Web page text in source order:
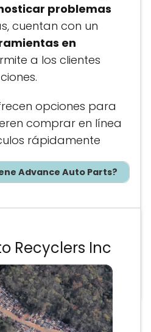
problemas
cuentan con un
en
a los clientes
opciones para
comprar en línea
rápidamente​
Advance Auto Parts?
de partes
Recyclers Inc